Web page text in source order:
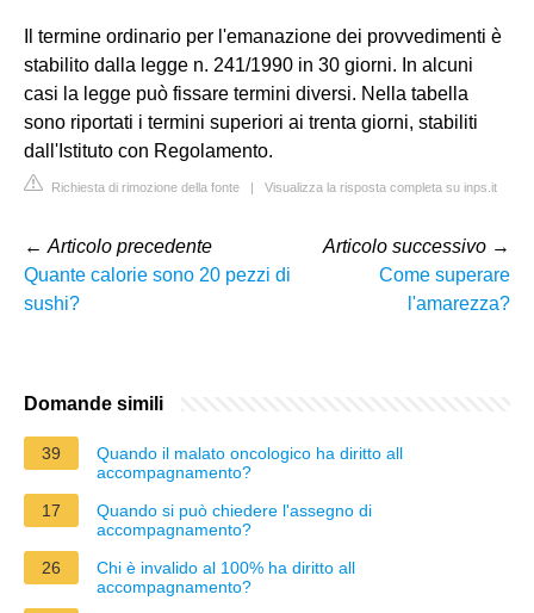
Il termine ordinario per l'emanazione dei provvedimenti è
stabilito dalla legge n. 241/1990 in 30 giorni. In alcuni
casi la legge può fissare termini diversi. Nella tabella
sono riportati i termini superiori ai trenta giorni, stabiliti
dall'Istituto con Regolamento.
Richiesta di rimozione della fonte | Visualizza la risposta completa su inps.it
← Articolo precedente
Quante calorie sono 20 pezzi di
sushi?
Articolo successivo →
Come superare
l'amarezza?
Domande simili
39
Quando il malato oncologico ha diritto all
accompagnamento?
17
Quando si può chiedere l'assegno di
accompagnamento?
26
Chi è invalido al 100% ha diritto all
accompagnamento?